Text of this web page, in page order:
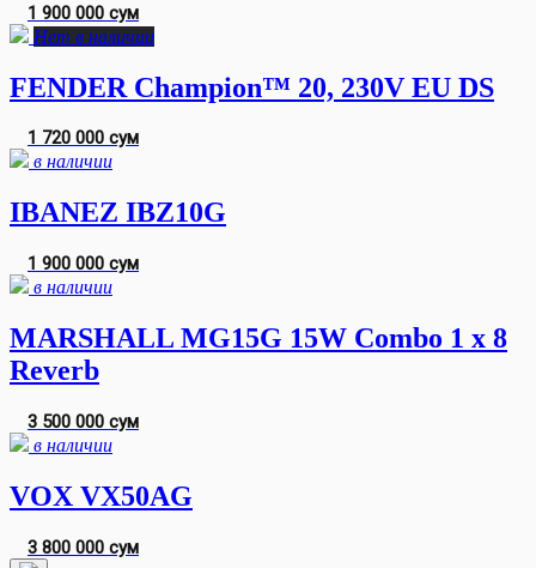
1 900 000 сум
Нет в наличии
FENDER Champion™ 20, 230V EU DS
1 720 000 сум
в наличии
IBANEZ IBZ10G
1 900 000 сум
в наличии
MARSHALL MG15G 15W Combo 1 x 8
Reverb
3 500 000 сум
в наличии
VOX VX50AG
3 800 000 сум